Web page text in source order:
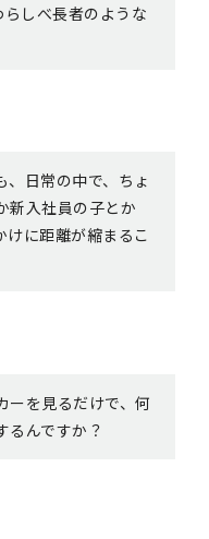
しべ長者のような
、日常の中で、ちょ
新入社員の子とか
けに距離が縮まるこ
ーを見るだけで、何
るんですか？